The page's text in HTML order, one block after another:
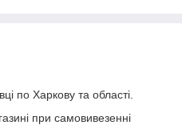
по Харкову та області.
при самовивезенні